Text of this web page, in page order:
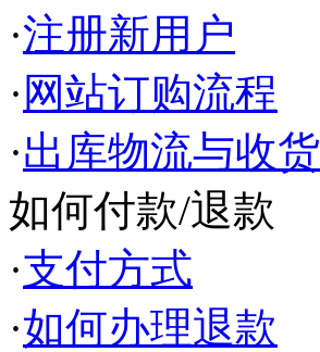
·注册新用户
· 网站订购流程
·出库物流与收货
如何付款/退款
·支付方式
·如何办理退款